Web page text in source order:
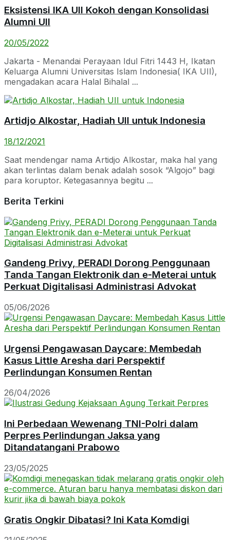
Eksistensi IKA UII Kokoh dengan Konsolidasi
Alumni UII
20/05/2022
Jakarta - Menandai Perayaan Idul Fitri 1443 H, Ikatan
Keluarga Alumni Universitas Islam Indonesia( IKA UII),
mengadakan acara Halal Bihalal ...
Artidjo Alkostar, Hadiah UII untuk Indonesia
18/12/2021
Saat mendengar nama Artidjo Alkostar, maka hal yang
akan terlintas dalam benak adalah sosok “Algojo” bagi
para koruptor. Ketegasannya begitu ...
Berita Terkini
Gandeng Privy, PERADI Dorong Penggunaan
Tanda Tangan Elektronik dan e-Meterai untuk
Perkuat Digitalisasi Administrasi Advokat
05/06/2026
Urgensi Pengawasan Daycare: Membedah
Kasus Little Aresha dari Perspektif
Perlindungan Konsumen Rentan
26/04/2026
Ini Perbedaan Wewenang TNI-Polri dalam
Perpres Perlindungan Jaksa yang
Ditandatangani Prabowo
23/05/2025
Gratis Ongkir Dibatasi? Ini Kata Komdigi